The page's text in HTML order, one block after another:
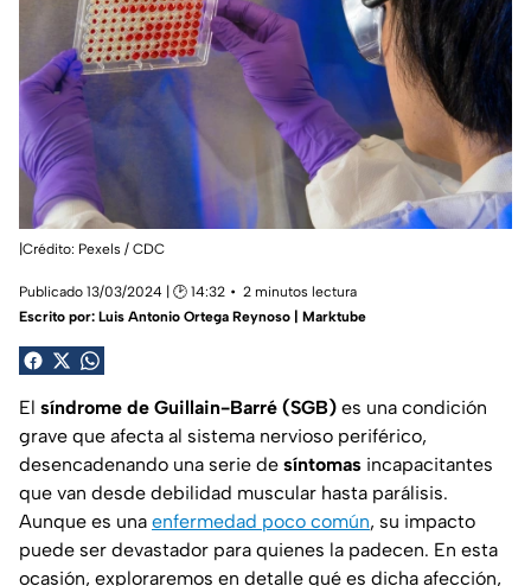
|Crédito: Pexels / CDC
Publicado 13/03/2024 | 🕑 14:32
2 minutos lectura
Escrito por: Luis Antonio Ortega Reynoso | Marktube
El síndrome de Guillain-Barré (SGB) es una condición
grave que afecta al sistema nervioso periférico,
desencadenando una serie de síntomas incapacitantes
que van desde debilidad muscular hasta parálisis.
Aunque es una enfermedad poco común, su impacto
puede ser devastador para quienes la padecen. En esta
ocasión, exploraremos en detalle qué es dicha afección,